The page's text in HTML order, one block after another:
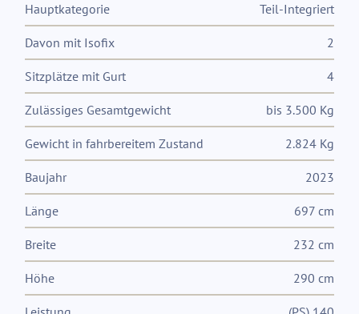
Hauptkategorie Teil-Integriert
Davon mit Isofix 2
Sitzplätze mit Gurt 4
Zulässiges Gesamtgewicht bis 3.500 Kg
Gewicht in fahrbereitem Zustand 2.824 Kg
Baujahr 2023
Länge 697 cm
Breite 232 cm
Höhe 290 cm